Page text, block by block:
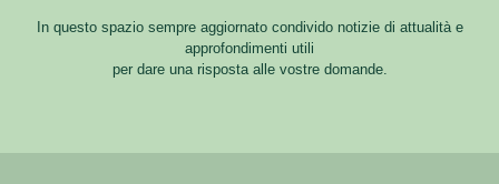
In questo spazio sempre aggiornato condivido notizie di attualità e
approfondimenti utili
per dare una risposta alle vostre domande.